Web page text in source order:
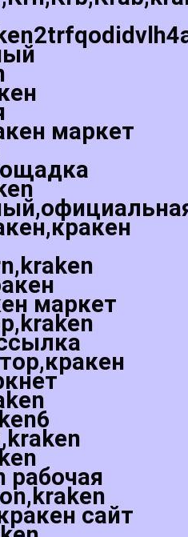
маркет
маркет
рабочая
сайт